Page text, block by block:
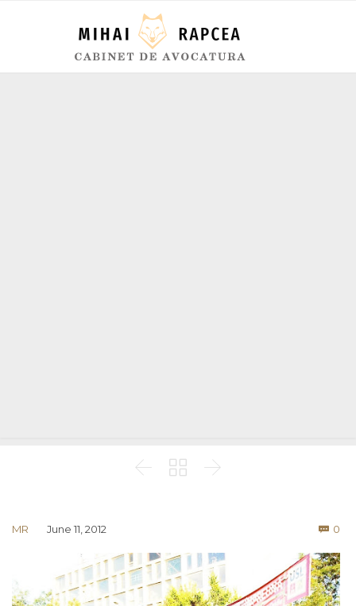
  
MR June 11, 2012  0